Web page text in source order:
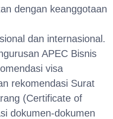
dengan keanggotaan
dan internasional.
APEC Bisnis
visa
rekomendasi Surat
(Certificate of
dokumen-dokumen